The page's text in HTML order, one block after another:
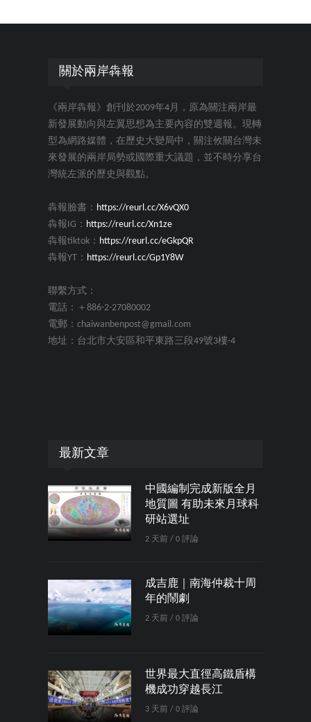
關於兩岸犇報
《兩岸犇報》創刊於2009年4月，原為關注兩岸最
新發展動向與左翼思想為主要內容的雙週報。現轉
型為網路媒體，在歷史大變局中，關注攸關台灣未
來發展的兩岸局勢或國際重大議題，並不時分享台
灣統左派的歷史與觀點。
犇報臉書： https://reurl.cc/X6vQX0
犇報IG： https://reurl.cc/Xn1ze
犇報tiktok： https://reurl.cc/eGkpQR
犇報YT： https://reurl.cc/Gp1Y8W
聯繫方式：
電話：＋886-2-27080002
電郵：chaiwanbenpost@gmail.com
地址：台北市大安區和平東路三段49號3樓-4
最新文章
中國編制完成新版全月
地質圖 有助未來月球科
研站選址
2 天前 / 0 評論
成吉鹿｜南海仲裁十周
年的鬧劇
2 天前 / 0 評論
世界最大直徑高鐵盾構
機成功穿越長江
3 天前 / 0 評論